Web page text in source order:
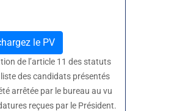
le PV
de l’article 11 des statuts
liste des candidats présentés
arrêtée par le bureau au vu
reçues par le Président.